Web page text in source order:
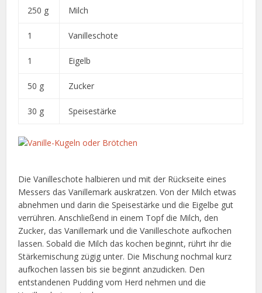
250 g Milch
1 Vanilleschote
1 Eigelb
50 g Zucker
30 g Speisestärke
Die Vanilleschote halbieren und mit der Rückseite eines
Messers das Vanillemark auskratzen. Von der Milch etwas
abnehmen und darin die Speisestärke und die Eigelbe gut
verrühren. Anschließend in einem Topf die Milch, den
Zucker, das Vanillemark und die Vanilleschote aufkochen
lassen. Sobald die Milch das kochen beginnt, rührt ihr die
Stärkemischung zügig unter. Die Mischung nochmal kurz
aufkochen lassen bis sie beginnt anzudicken. Den
entstandenen Pudding vom Herd nehmen und die